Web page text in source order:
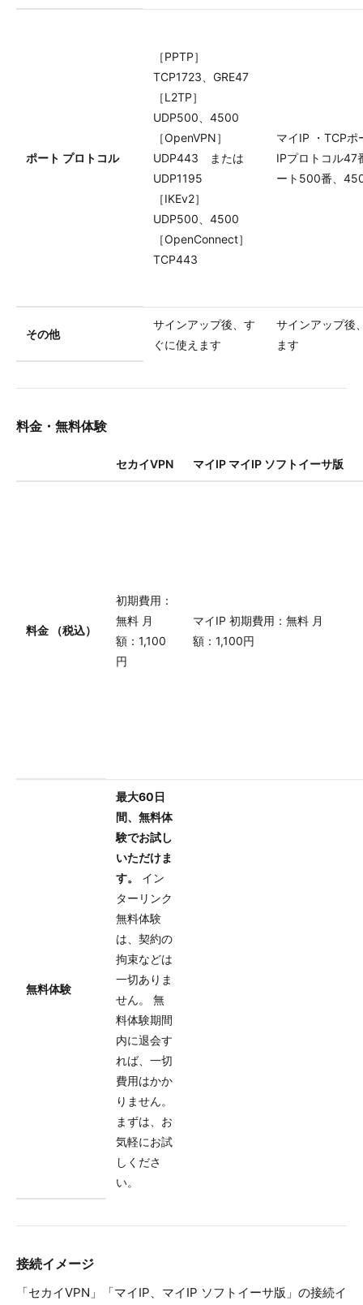
ポート プロトコル
［PPTP］
TCP1723、GRE47
［L2TP］
UDP500、4500
［OpenVPN］
UDP443 または
UDP1195
［IKEv2］
UDP500、4500
［OpenConnect］
TCP443
マイIP ・TCPポ
IPプロトコル47
ート500番、
その他
サインアップ後、す
ぐに使えます
サインアップ後
ます
料金・無料体験
セカイVPN マイIP マイIP ソフトイーサ版
料金 （税込）
初期費用：
無料 月
額：1,100
円
マイIP 初期費用：無料 月
額：1,100円
無料体験
最大60日
間、無料体
験でお試し
いただけま
す。
イン
ターリンク
無料体験
は、契約の
拘束などは
一切ありま
せん。 無
料体験期間
内に退会す
れば、一切
費用はかか
りません。
まずは、お
気軽にお試
しくださ
い。
接続イメージ
「セカイVPN」「マイIP、マイIP ソフトイーサ版」の接続イ